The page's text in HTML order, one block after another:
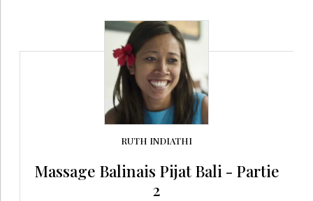
RUTH INDIATHI
Massage Balinais Pijat Bali - Partie
2